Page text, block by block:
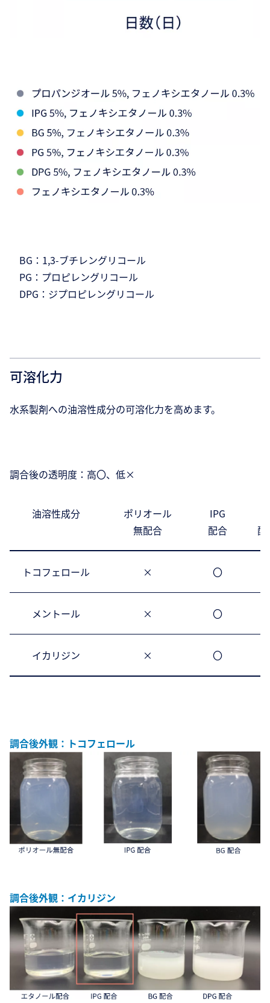
BG：1,3-ブチレングリコール
PG：プロピレングリコール
DPG：ジプロピレングリコール
可溶化力
水系製剤への油溶性成分の可溶化力を高めます。
調合後の透明度：高〇、低×
油溶性成分
ポリオール
無配合
IPG
配合
配
トコフェロール × 〇
メントール × 〇
イカリジン × 〇
調合後外観：トコフェロール
調合後外観：イカリジン